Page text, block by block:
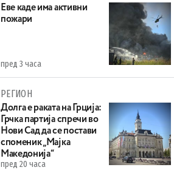
Eве каде има активни
пожари
пред 3 часа
РЕГИОН
Долга е раката на Грција:
Грчка партија спречи во
Нови Сад да се постави
споменик „Мајка
Македонија“
пред 20 часа